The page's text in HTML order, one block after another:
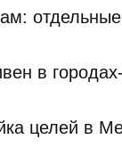
в
целей в